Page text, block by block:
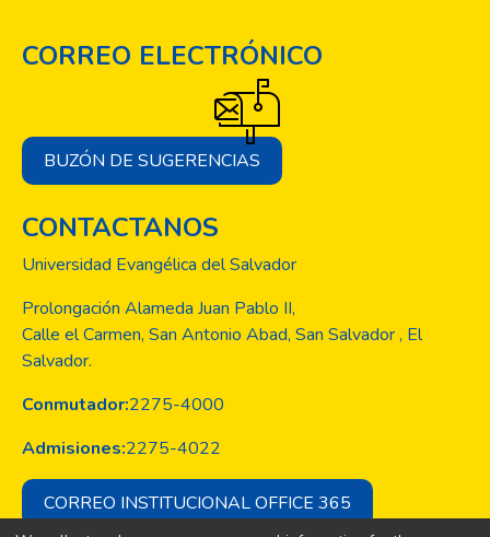
CORREO ELECTRÓNICO
BUZÓN DE SUGERENCIAS
CONTACTANOS
Universidad Evangélica del Salvador
Prolongación Alameda Juan Pablo II,
Calle el Carmen, San Antonio Abad, San Salvador , El
Salvador.
Conmutador:2275-4000
Admisiones:2275-4022
CORREO INSTITUCIONAL OFFICE 365